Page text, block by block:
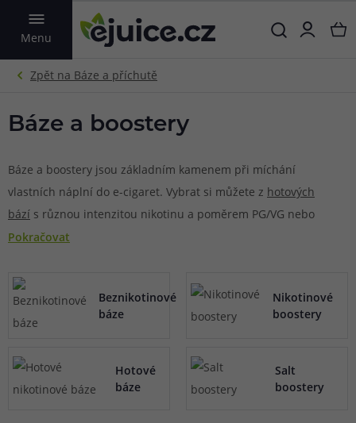
Menu
VYHLEDAT
Báze a boostery
Báze a boostery jsou základním kamenem při míchání
vlastních náplní do e-cigaret. Vybrat si můžete z hotových
bází s různou intenzitou nikotinu a poměrem PG/VG nebo
si namíchat vlastní z
nikotinové soli. Hotové báze oceníte zejména ve chvíli, kdy
nechcete počítat poměry látek, abyste dosáhli správné
koncentrace nikotinu nebo hustoty náplně. Jednoduše si
příchutí.
Pokračovat
Beznikotinové
báze
Nikotinové
boostery
Hotové
báze
Salt
boostery